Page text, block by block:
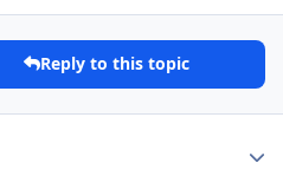
Reply to this topic